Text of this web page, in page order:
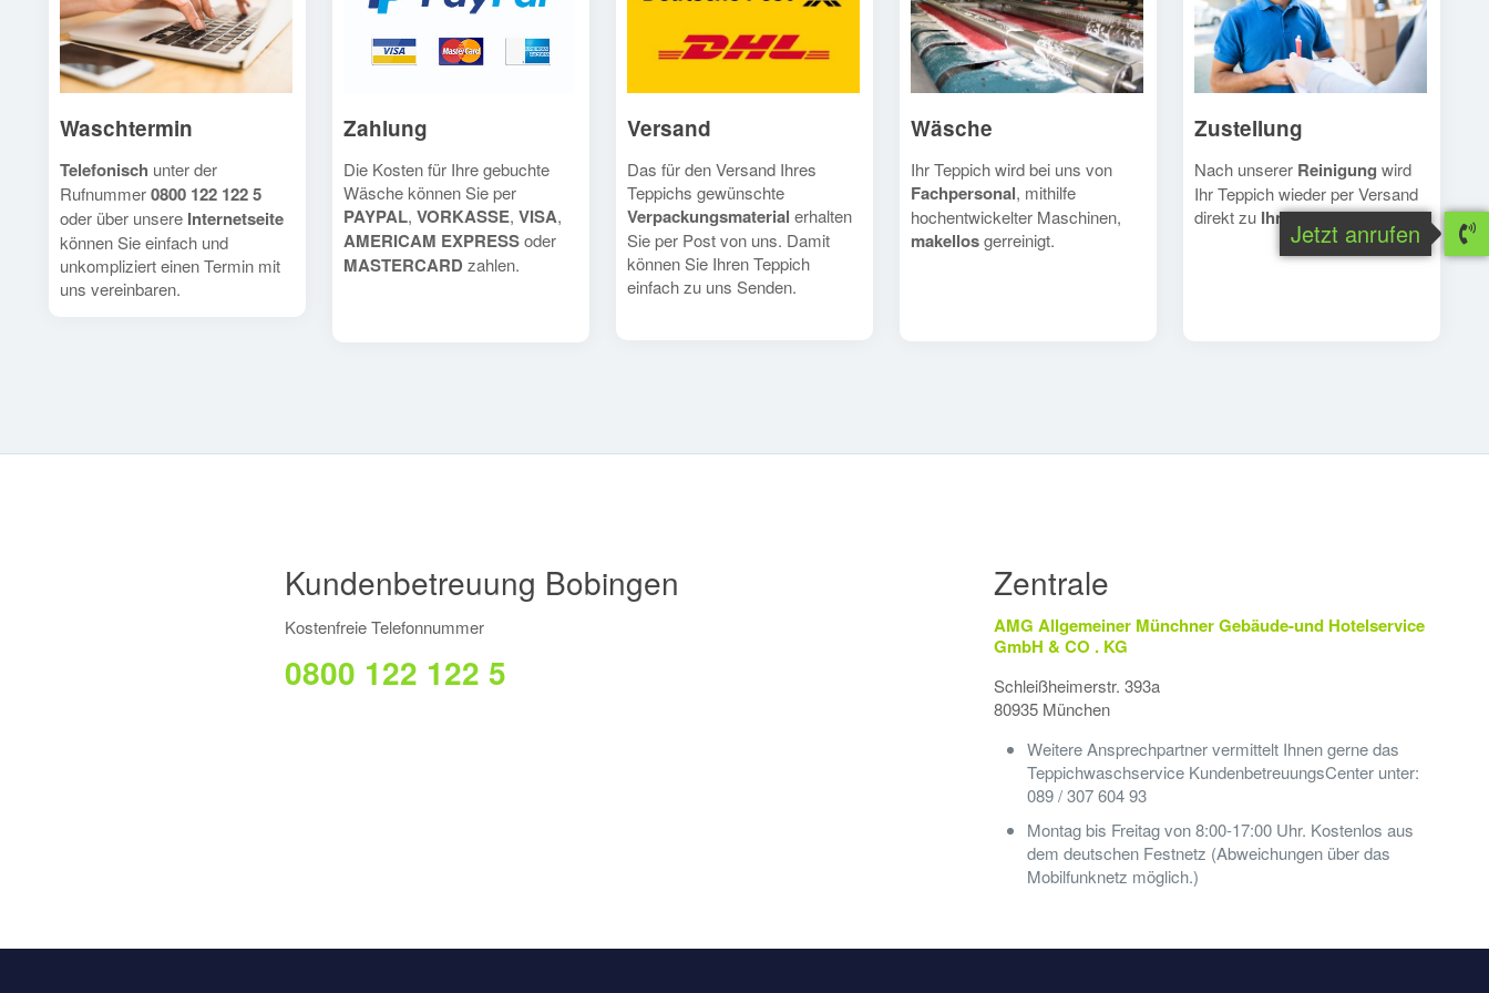
Waschtermin
Telefonisch unter der
Rufnummer0800 122 122 5
oder über unsere Internetseite
können Sie einfach und
unkompliziert einen Termin mit
uns vereinbaren.
Zahlung
Die Kosten für Ihre gebuchte
Wäsche können Sie per
PAYPAL, VORKASSE, VISA,
AMERICAM EXPRESSoder
MASTERCARDzahlen.
Versand
Das für den Versand Ihres
Teppichs gewünschte
Verpackungsmaterial erhalten
Sie per Post von uns. Damit
können Sie Ihren Teppich
einfach zu uns Senden.
Wäsche
Ihr Teppich wird bei uns von
Fachpersonal, mithilfe
hochentwickelter Maschinen,
makellosgerreinigt.
Zustellung
Nach unserer Reinigung wird
Ihr Teppich wieder per Versand
direkt zu Ihnengeschickt.
Kundenbetreuung Bobingen
Kostenfreie Telefonnummer
0800 122 122 5
Zentrale
AMG Allgemeiner Münchner Gebäude-und Hotelservice
GmbH & CO . KG
Schleißheimerstr. 393a
80935 München
Weitere Ansprechpartner vermittelt Ihnen gerne das
Teppichwaschservice KundenbetreuungsCenter unter:
089 / 307 604 93
Montag bis Freitag von 8:00-17:00 Uhr. Kostenlos aus
dem deutschen Festnetz (Abweichungen über das
Mobilfunknetz möglich.)
Jetzt anrufen